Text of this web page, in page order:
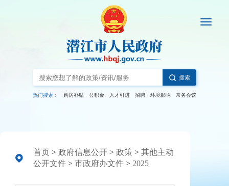
搜索
热门搜索： 购房补贴 公积金 人才引进 招聘 环境影响 常务会议
首页 > 政府信息公开 > 政策 > 其他主动
公开文件 > 市政府办文件 > 2025